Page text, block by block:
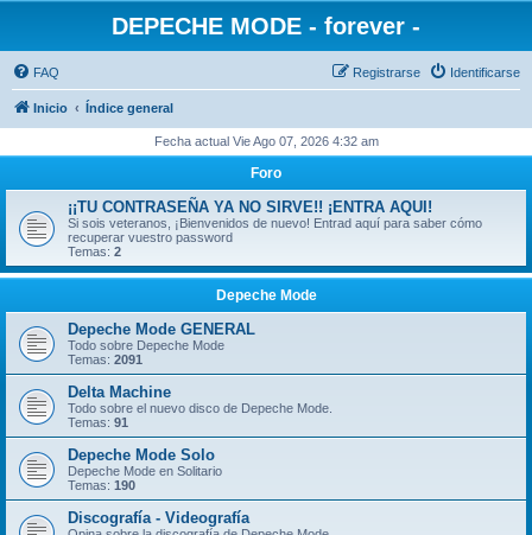
DEPECHE MODE - forever -
FAQ Identificarse
Registrarse
Inicio Índice general
Fecha actual Vie Ago 07, 2026 4:32 am
Foro
¡¡TU CONTRASEÑA YA NO SIRVE!! ¡ENTRA AQUI!
Si sois veteranos, ¡Bienvenidos de nuevo! Entrad aquí para saber cómo
recuperar vuestro password
Temas: 2
Depeche Mode
Depeche Mode GENERAL
Todo sobre Depeche Mode
Temas: 2091
Delta Machine
Todo sobre el nuevo disco de Depeche Mode.
Temas: 91
Depeche Mode Solo
Depeche Mode en Solitario
Temas: 190
Discografía - Videografía